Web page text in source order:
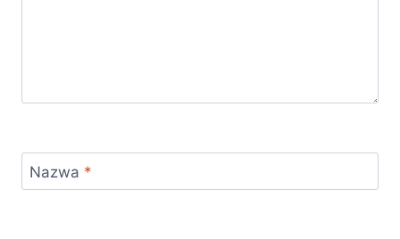
Nazwa *